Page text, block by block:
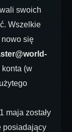
swoich
Wszelkie
nowo się
(w
maja zostały
posiadający